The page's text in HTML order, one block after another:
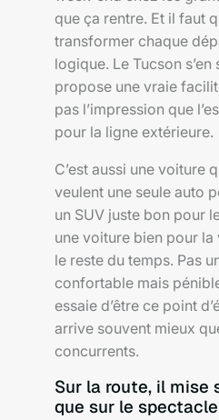
que ça rentre. Et il faut
transformer chaque
logique. Le Tucson
propose une vraie
pas l’impression que
pour la ligne extérieure.
C’est aussi une voiture
veulent une seule auto
un SUV juste bon pour
une voiture bien pour
le reste du temps. Pas
confortable mais
essaie d’être ce point
arrive souvent mieux
concurrents.
Sur la route, il mise
que sur le spectacle